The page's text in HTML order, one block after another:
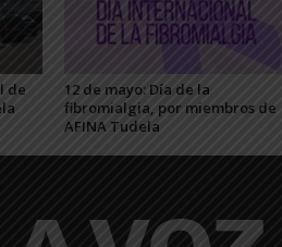
de
12 de mayo: Día de la
fibromialgia, por miembros de
AFINA Tudela